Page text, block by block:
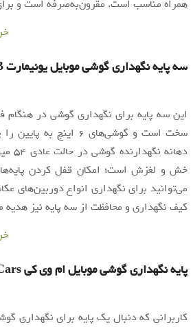
همراه مناسب است. مقرون‌به‌صرفه است و
سه پایه نگهداری گوشی موبایل یونیمارت D-909-B
این سه پایه برای نگهداری گوشی در
خش و لغزش است؛ امکان قفل کردن
می‌توانید برای نگهداری انواع دوربین‌های
کیف نگهداری و محافظت از سه پایه نیز هدیه
پایه نگهداری گوشی موبایل ام وی کی All Cars
کاربرانی که دنبال یک پایه برای نگهداری